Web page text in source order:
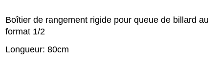
Boîtier de rangement rigide pour queue de billard au
format 1/2
Longueur: 80cm